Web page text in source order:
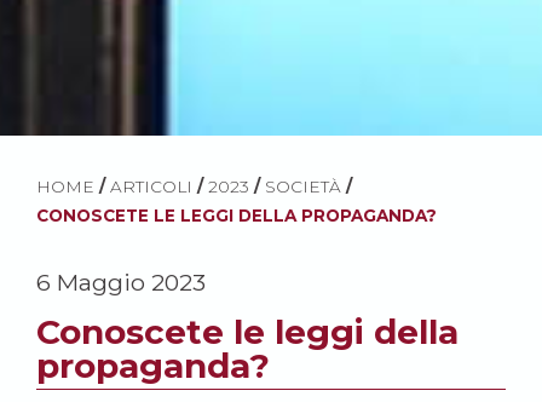
HOME / ARTICOLI / 2023 / SOCIETÀ /
CONOSCETE LE LEGGI DELLA PROPAGANDA?
6 Maggio 2023
Conoscete le leggi della
propaganda?